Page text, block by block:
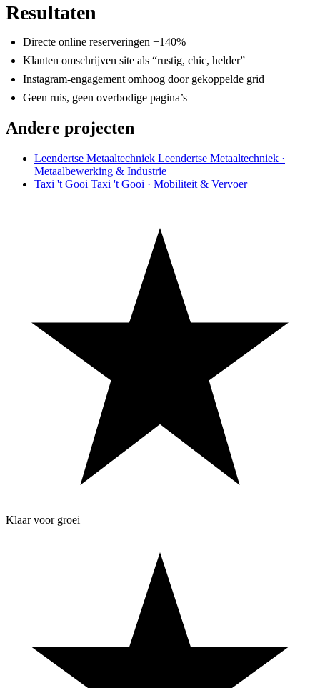
Resultaten
Directe online reserveringen +140%
Klanten omschrijven site als “rustig, chic, helder”
Instagram-engagement omhoog door gekoppelde grid
Geen ruis, geen overbodige pagina’s
Andere projecten
Leendertse Metaaltechniek Leendertse Metaaltechniek ·
Metaalbewerking & Industrie
Taxi 't Gooi Taxi 't Gooi · Mobiliteit & Vervoer
Klaar voor groei